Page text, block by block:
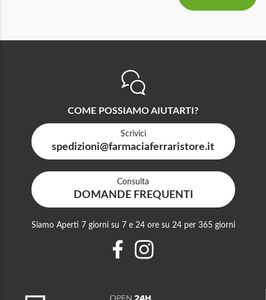
COME POSSIAMO AIUTARTI?
Scrivici
spedizioni@farmaciaferraristore.it
Consulta
DOMANDE FREQUENTI
Siamo Aperti 7 giorni su 7 e 24 ore su 24 per 365 giorni